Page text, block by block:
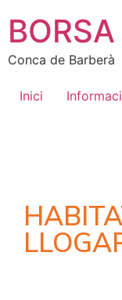
Conca de Barberà
Inici